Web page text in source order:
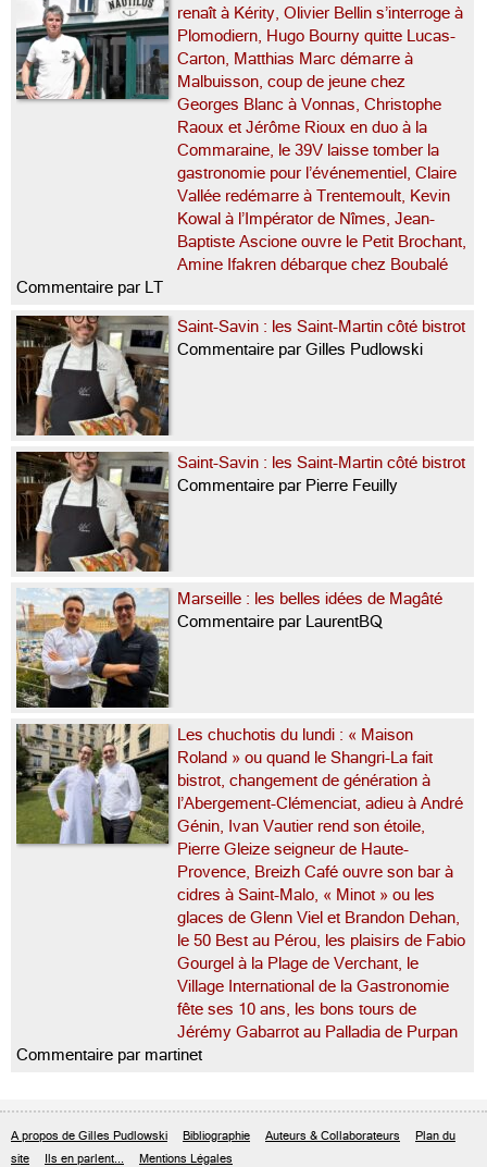
renaît à Kérity, Olivier Bellin s’interroge à
Plomodiern, Hugo Bourny quitte Lucas-
Carton, Matthias Marc démarre à
Malbuisson, coup de jeune chez
Georges Blanc à Vonnas, Christophe
Raoux et Jérôme Rioux en duo à la
Commaraine, le 39V laisse tomber la
gastronomie pour l’événementiel, Claire
Vallée redémarre à Trentemoult, Kevin
Kowal à l’Impérator de Nîmes, Jean-
Baptiste Ascione ouvre le Petit Brochant,
Amine Ifakren débarque chez Boubalé
Commentaire par LT
Saint-Savin : les Saint-Martin côté bistrot
Commentaire par Gilles Pudlowski
Saint-Savin : les Saint-Martin côté bistrot
Commentaire par Pierre Feuilly
Marseille : les belles idées de Magâté
Commentaire par LaurentBQ
Les chuchotis du lundi : « Maison
Roland » ou quand le Shangri-La fait
bistrot, changement de génération à
l’Abergement-Clémenciat, adieu à André
Génin, Ivan Vautier rend son étoile,
Pierre Gleize seigneur de Haute-
Provence, Breizh Café ouvre son bar à
cidres à Saint-Malo, « Minot » ou les
glaces de Glenn Viel et Brandon Dehan,
le 50 Best au Pérou, les plaisirs de Fabio
Gourgel à la Plage de Verchant, le
Village International de la Gastronomie
fête ses 10 ans, les bons tours de
Jérémy Gabarrot au Palladia de Purpan
Commentaire par martinet
A propos de Gilles Pudlowski Bibliographie Auteurs & Collaborateurs
Plan du
site
Ils en parlent... Mentions Légales